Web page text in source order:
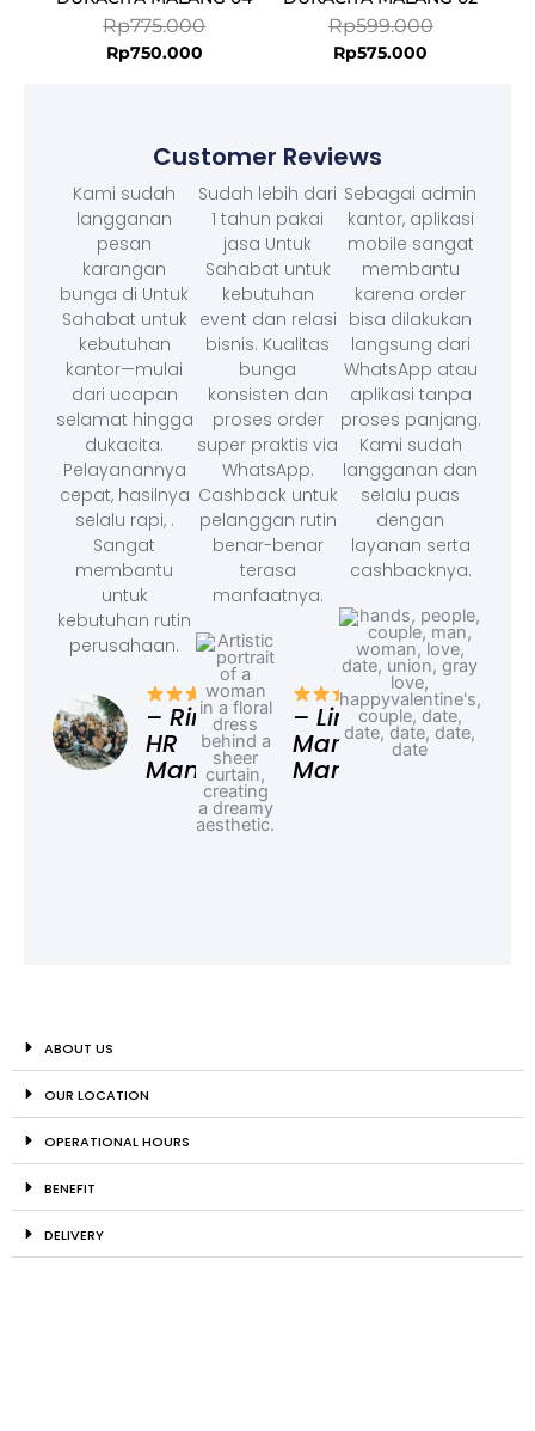
Rp775.000
Rp750.000
Rp599.000
Rp575.000
Customer Reviews
Kami sudah
langganan
pesan
karangan
bunga di Untuk
Sahabat untuk
kebutuhan
kantor—mulai
dari ucapan
selamat hingga
dukacita.
Pelayanannya
cepat, hasilnya
selalu rapi, .
Sangat
membantu
untuk
kebutuhan rutin
perusahaan.
– Rina,
HR
Manager
Sudah lebih dari
1 tahun pakai
jasa Untuk
Sahabat untuk
kebutuhan
event dan relasi
bisnis. Kualitas
bunga
konsisten dan
proses order
super praktis via
WhatsApp.
Cashback untuk
pelanggan rutin
benar-benar
terasa
manfaatnya.
– Linda,
Marketing
Manager
Sebagai admin
kantor, aplikasi
mobile sangat
membantu
karena order
bisa dilakukan
langsung dari
WhatsApp atau
aplikasi tanpa
proses panjang.
Kami sudah
langganan dan
selalu puas
dengan
layanan serta
cashbacknya.
ABOUT US
OUR LOCATION
OPERATIONAL HOURS
BENEFIT
DELIVERY